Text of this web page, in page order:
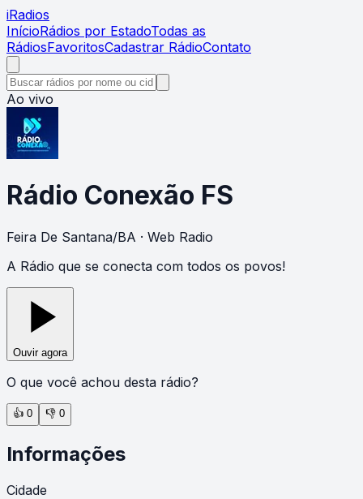
iRadios
InícioRádios por EstadoTodas as
RádiosFavoritosCadastrar RádioContato
Ao vivo
Rádio Conexão FS
Feira De Santana/BA · Web Radio
A Rádio que se conecta com todos os povos!
Ouvir agora
O que você achou desta rádio?
👍 0 👎 0
Informações
Cidade